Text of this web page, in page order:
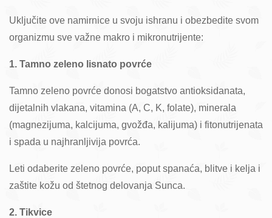
Uključite ove namirnice u svoju ishranu i obezbedite svom
organizmu sve važne makro i mikronutrijente:
1. Tamno zeleno lisnato povrće
Tamno zeleno povrće donosi bogatstvo antioksidanata,
dijetalnih vlakana, vitamina (A, C, K, folate), minerala
(magnezijuma, kalcijuma, gvožđa, kalijuma) i fitonutrijenata
i spada u najhranljivija povrća.
Leti odaberite zeleno povrće, poput spanaća, blitve i kelja i
zaštite kožu od štetnog delovanja Sunca.
2. Tikvice